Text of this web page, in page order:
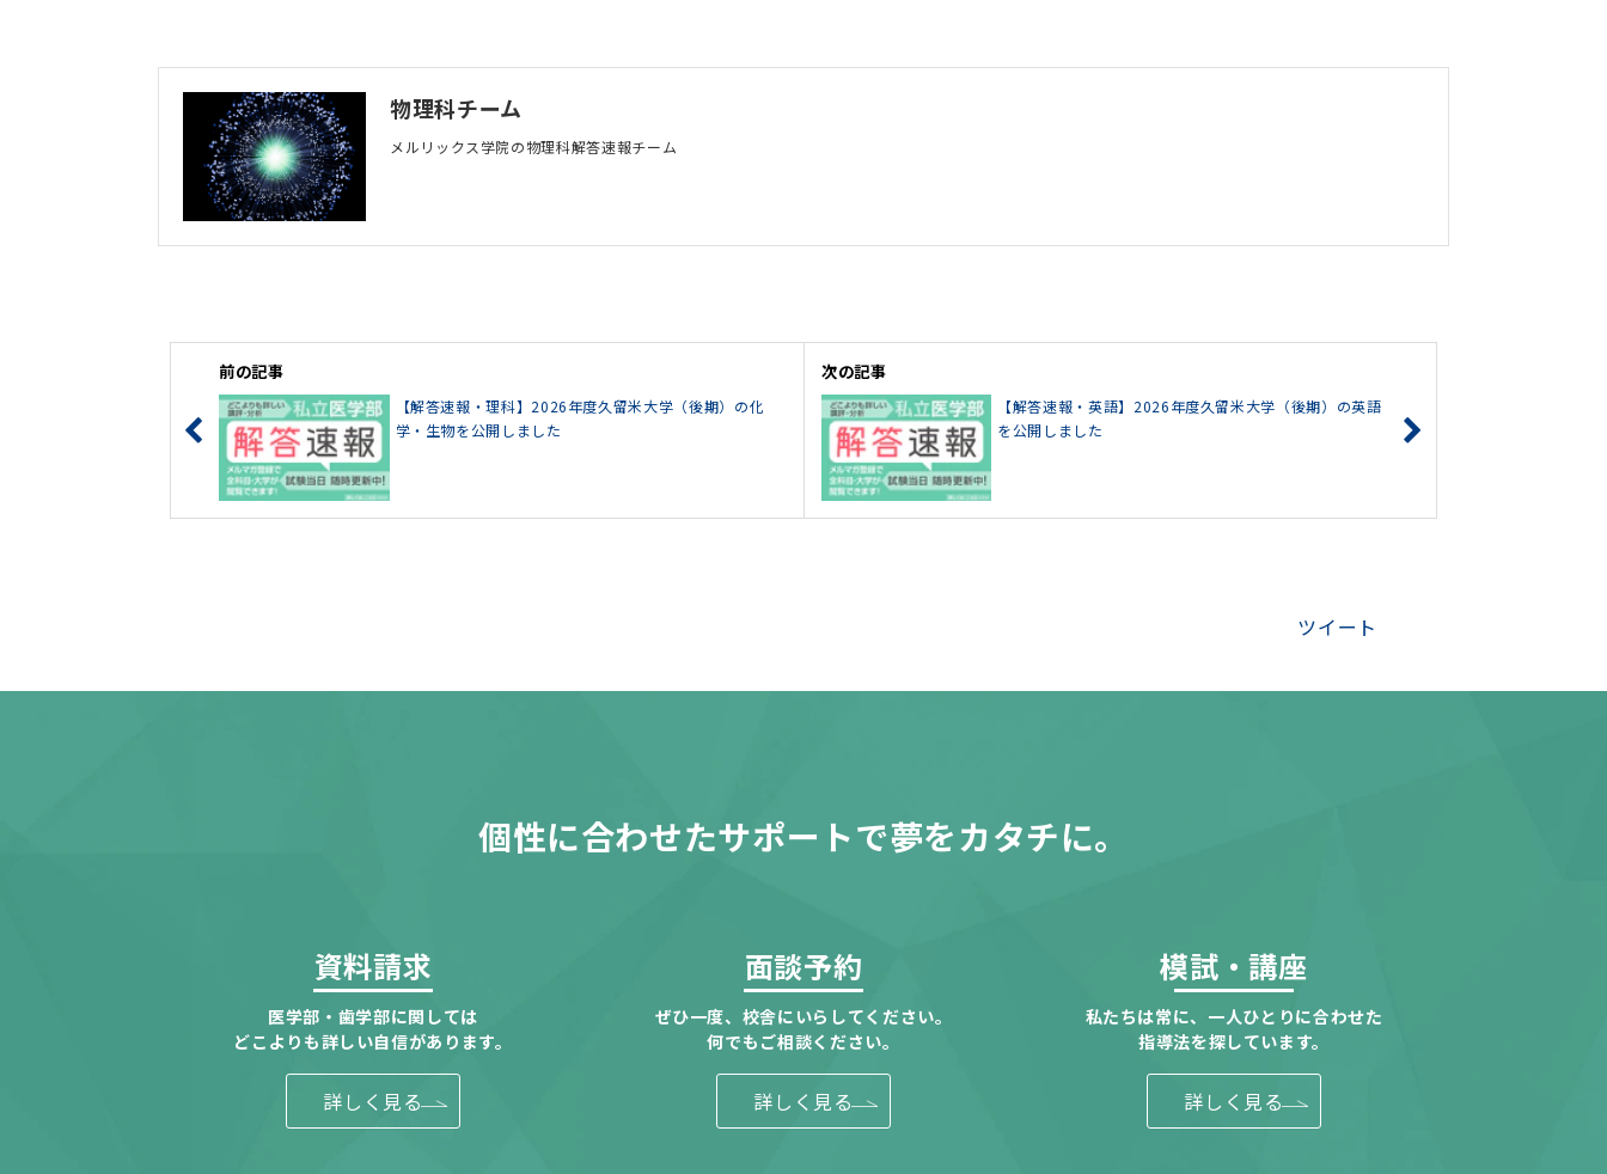
物理科チーム
メルリックス学院の物理科解答速報チーム
前の記事
【解答速報・理科】2026年度久留米大学（後期）の化
学・生物を公開しました
次の記事
【解答速報・英語】2026年度久留米大学（後期）の英語
を公開しました
ツイート
個性に合わせたサポートで夢をカタチに。
資料請求
医学部・歯学部に関しては
どこよりも詳しい自信があります。
詳しく見る
面談予約
ぜひ一度、校舎にいらしてください。
何でもご相談ください。
詳しく見る
模試・講座
私たちは常に、一人ひとりに合わせた
指導法を探しています。
詳しく見る